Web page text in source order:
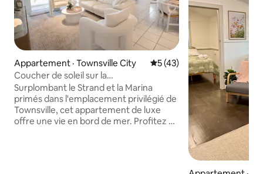
Appartement · Townsville City Note moyenne de 5 sur 5,
5 (43)
Coucher de soleil sur la
plage/piscine/tennis/FlindersStWharTSV
Surplombant le Strand et la Marina
primés dans l'emplacement privilégié de
Townsville, cet appartement de luxe
offre une vie en bord de mer. Profitez de